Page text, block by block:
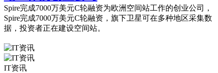
Spire完成7000万美元C轮融资为欧洲空间站工作的创业公司，
Spire完成7000万美元C轮融资，旗下卫星可在多种地区采集数
据，投资者正在建设空间站。
IT资讯